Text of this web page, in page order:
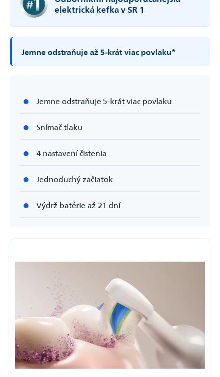
elektrická kefka v SR 1
Jemne odstraňuje až 5-­krát viac povlaku*
Jemne odstraňuje 5-­krát viac povlaku
Snímač tlaku
4 nastavení čistenia
Jednoduchý začiatok
Výdrž batérie až 21 dní